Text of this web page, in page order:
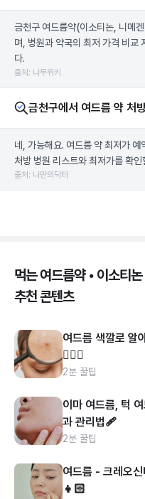
금천구 여드름약(이소티논, 니메
며, 병원과 약국의 최저 가격 비교
다.
출처: 나무위키
금천구에서 여드름 약 처
네, 가능해요. 여드름 약 최저가 예
처방 병원 리스트와 최저가를 확인
출처: 나만의닥터
먹는 여드름약 • 이소티
추천 콘텐츠
여드름 색깔로 알
👩🏻‍⚕️
2분 꿀팁
이마 여드름, 턱
과 관리법🩹
2분 꿀팁
여드름 - 크레오
👧🏻